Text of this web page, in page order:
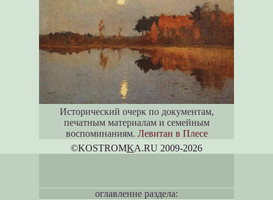
Исторический очерк по документам,
печатным материалам и семейным
воспоминаниям. Левитан в Плесе
©KOSTROMKA.RU 2009-2026
оглавление раздела: